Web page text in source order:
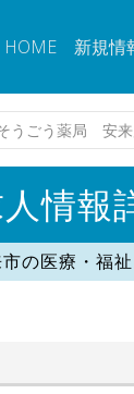
HOME 新規情
うごう薬局 安来
情報
の医療・福